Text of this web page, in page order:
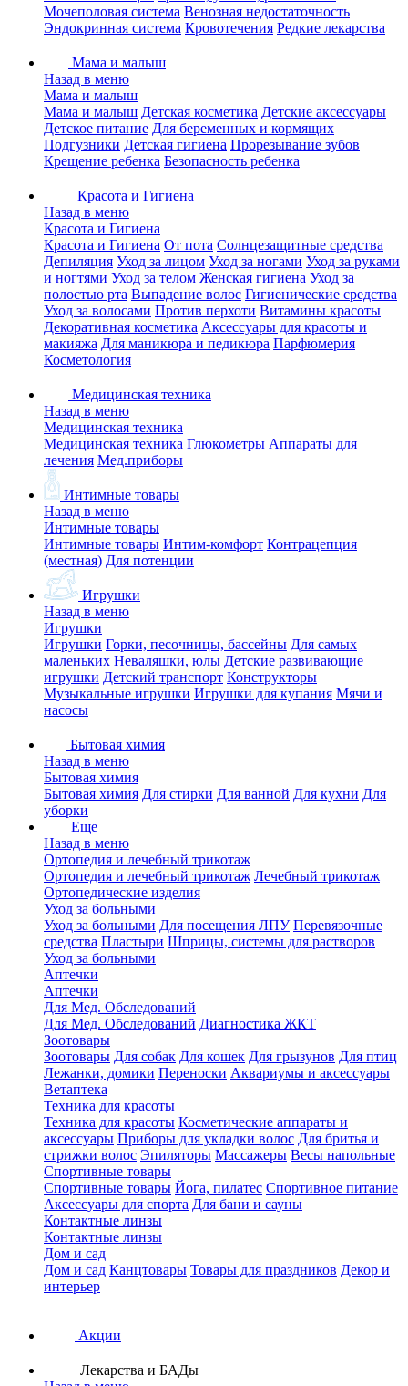
Мочеполовая система Венозная недостаточность
Эндокринная система Кровотечения Редкие лекарства
Мама и малыш
Назад в меню
Мама и малыш
Мама и малыш Детская косметика Детские аксессуары
Детское питание Для беременных и кормящих
Подгузники Детская гигиена Прорезывание зубов
Крещение ребенка Безопасность ребенка
Красота и Гигиена
Назад в меню
Красота и Гигиена
Красота и Гигиена От пота Солнцезащитные средства
Депиляция Уход за лицом Уход за ногами Уход за руками
и ногтями Уход за телом Женская гигиена Уход за
полостью рта Выпадение волос Гигиенические средства
Уход за волосами Против перхоти Витамины красоты
Декоративная косметика Аксессуары для красоты и
макияжа Для маникюра и педикюра Парфюмерия
Косметология
Медицинская техника
Назад в меню
Медицинская техника
Медицинская техника Глюкометры Аппараты для
лечения Мед.приборы
Интимные товары
Назад в меню
Интимные товары
Интимные товары Интим-комфорт Контрацепция
(местная) Для потенции
Игрушки
Назад в меню
Игрушки
Игрушки Горки, песочницы, бассейны Для самых
маленьких Неваляшки, юлы Детские развивающие
игрушки Детский транспорт Конструкторы
Музыкальные игрушки Игрушки для купания Мячи и
насосы
Бытовая химия
Назад в меню
Бытовая химия
Бытовая химия Для стирки Для ванной Для кухни Для
уборки
Еще
Назад в меню
Ортопедия и лечебный трикотаж
Ортопедия и лечебный трикотаж Лечебный трикотаж
Ортопедические изделия
Уход за больными
Уход за больными Для посещения ЛПУ Перевязочные
средства Пластыри Шприцы, системы для растворов
Уход за больными
Аптечки
Аптечки
Для Мед. Обследований
Для Мед. Обследований Диагностика ЖКТ
Зоотовары
Зоотовары Для собак Для кошек Для грызунов Для птиц
Лежанки, домики Переноски Аквариумы и аксессуары
Ветаптека
Техника для красоты
Техника для красоты Косметические аппараты и
аксессуары Приборы для укладки волос Для бритья и
стрижки волос Эпиляторы Массажеры Весы напольные
Спортивные товары
Спортивные товары Йога, пилатес Спортивное питание
Аксессуары для спорта Для бани и сауны
Контактные линзы
Контактные линзы
Дом и сад
Дом и сад Канцтовары Товары для праздников Декор и
интерьер
Акции
Лекарства и БАДы